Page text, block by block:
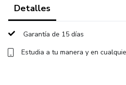
herramientas para instalar un
velocidad y precisión de cada uno
Detalles
Garantía de 15 días
Estudia a tu manera y en